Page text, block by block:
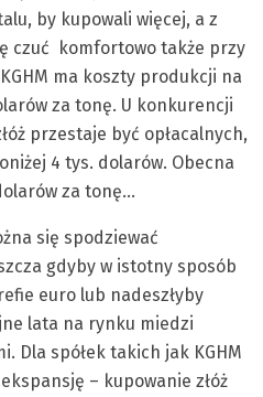
by kupowali więcej, a z
czuć komfortowo także przy
ma koszty produkcji na
za tonę. U konkurencji
przestaje być opłacalnych,
4 tys. dolarów. Obecna
za tonę…
się spodziewać
gdyby w istotny sposób
euro lub nadeszłyby
lata na rynku miedzi
Dla spółek takich jak KGHM
– kupowanie złóż